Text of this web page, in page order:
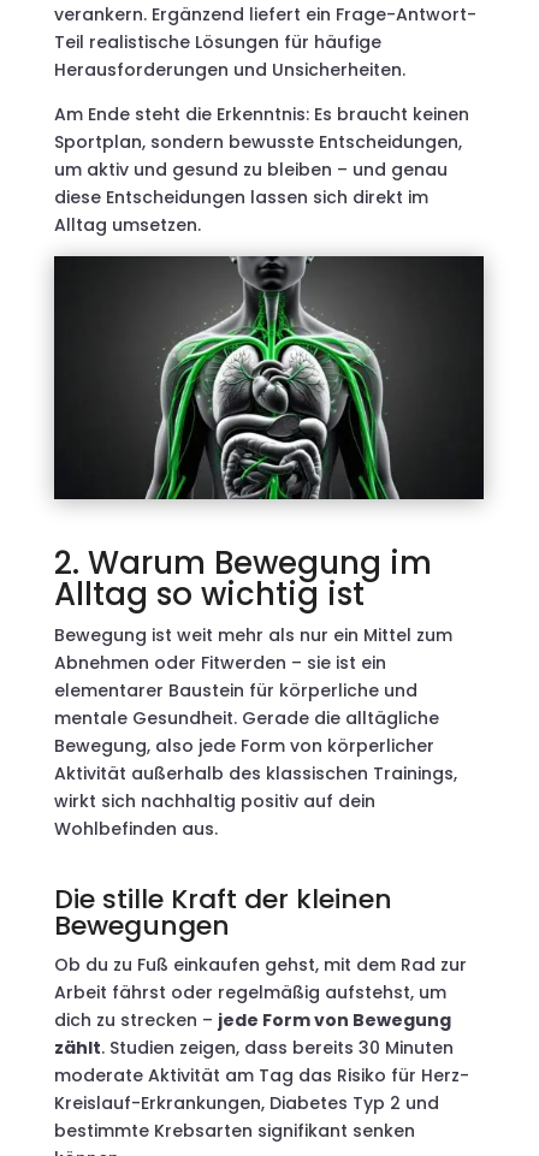
verankern. Ergänzend liefert ein Frage-Antwort-
Teil realistische Lösungen für häufige
Herausforderungen und Unsicherheiten.
Am Ende steht die Erkenntnis: Es braucht keinen
Sportplan, sondern bewusste Entscheidungen,
um aktiv und gesund zu bleiben – und genau
diese Entscheidungen lassen sich direkt im
Alltag umsetzen.
2. Warum Bewegung im
Alltag so wichtig ist
Bewegung ist weit mehr als nur ein Mittel zum
Abnehmen oder Fitwerden – sie ist ein
elementarer Baustein für körperliche und
mentale Gesundheit. Gerade die alltägliche
Bewegung, also jede Form von körperlicher
Aktivität außerhalb des klassischen Trainings,
wirkt sich nachhaltig positiv auf dein
Wohlbefinden aus.
Die stille Kraft der kleinen
Bewegungen
Ob du zu Fuß einkaufen gehst, mit dem Rad zur
Arbeit fährst oder regelmäßig aufstehst, um
dich zu strecken – jede Form von Bewegung
zählt. Studien zeigen, dass bereits 30 Minuten
moderate Aktivität am Tag das Risiko für Herz-
Kreislauf-Erkrankungen, Diabetes Typ 2 und
bestimmte Krebsarten signifikant senken